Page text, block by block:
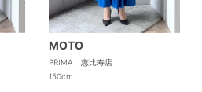
MOTO
PRIMA 恵比寿店
150cm